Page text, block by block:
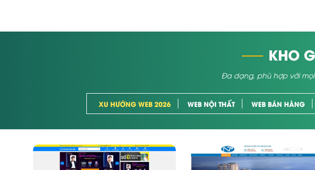
KHO
Đa dạng, phù hợp với
XU HƯỚNG WEB 2026 WEB NỘI THẤT WEB BÁN HÀNG